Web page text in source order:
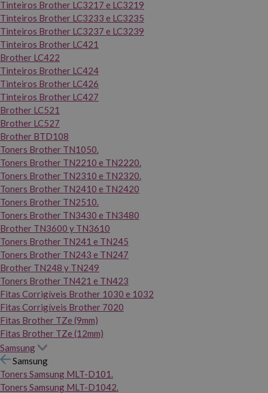
Tinteiros Brother LC3217 e LC3219
Tinteiros Brother LC3233 e LC3235
Tinteiros Brother LC3237 e LC3239
Tinteiros Brother LC421
Brother LC422
Tinteiros Brother LC424
Tinteiros Brother LC426
Tinteiros Brother LC427
Brother LC521
Brother LC527
Brother BTD108
Toners Brother TN1050.
Toners Brother TN2210 e TN2220.
Toners Brother TN2310 e TN2320.
Toners Brother TN2410 e TN2420
Toners Brother TN2510.
Toners Brother TN3430 e TN3480
Brother TN3600 y TN3610
Toners Brother TN241 e TN245
Toners Brother TN243 e TN247
Brother TN248 y TN249
Toners Brother TN421 e TN423
Fitas Corrigíveis Brother 1030 e 1032
Fitas Corrigíveis Brother 7020
Fitas Brother TZe (9mm)
Fitas Brother TZe (12mm)
Samsung
Samsung
Toners Samsung MLT-D101.
Toners Samsung MLT-D1042.